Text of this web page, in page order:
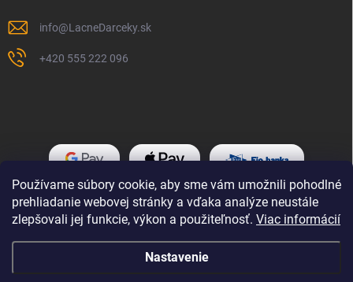
Používame súbory cookie, aby sme vám umožnili pohodlné
prehliadanie webovej stránky a vďaka analýze neustále
zlepšovali jej funkcie, výkon a použiteľnosť. Viac informácií
Nastavenie
info@LacneDarceky.sk
+420 555 222 096